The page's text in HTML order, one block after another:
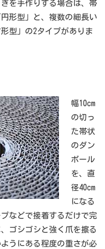
を手作りする場合は、帯
形型」と、複数の細長い
型」の2タイプがありま
幅10cm
の切っ
た帯状
のダン
ボール
を、直
径40cm
になる
などで接着するだけで完
ゴシゴシと強く爪を擦る
うにある程度の重さが必